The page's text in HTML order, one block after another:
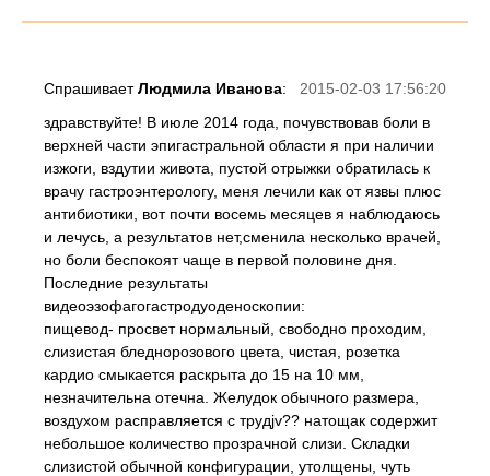
2015-02-03 17:56:20
СпрашиваетЛюдмила Иванова:
здравствуйте! В июле 2014 года, почувствовав боли в
верхней части эпигастральной области я при наличии
изжоги, вздутии живота, пустой отрыжки обратилась к
врачу гастроэнтерологу, меня лечили как от язвы плюс
антибиотики, вот почти восемь месяцев я наблюдаюсь
и лечусь, а результатов нет,сменила несколько врачей,
но боли беспокоят чаще в первой половине дня.
Последние результаты
видеоэзофагогастродуоденоскопии:
пищевод- просвет нормальный, свободно проходим,
слизистая бледнорозового цвета, чистая, розетка
кардио смыкается раскрыта до 15 на 10 мм,
незначительна отечна. Желудок обычного размера,
воздухом расправляется с трудjv?? натощак содержит
небольшое количество прозрачной слизи. Складки
слизистой обычной конфигурации, утолщены, чуть